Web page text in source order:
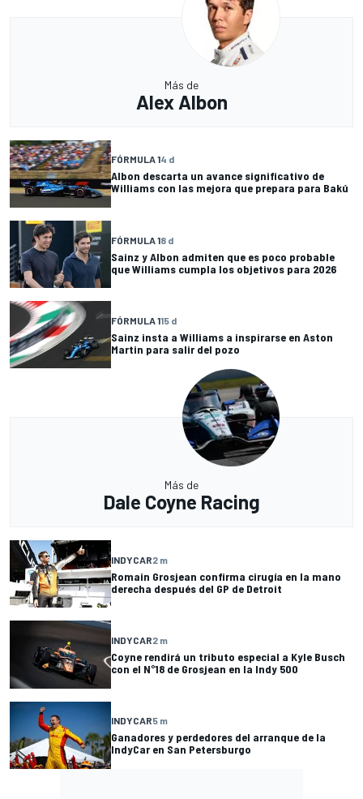
Más de
Alex Albon
FÓRMULA 14 d
Albon descarta un avance significativo de
Williams con las mejora que prepara para Bakú
FÓRMULA 18 d
Sainz y Albon admiten que es poco probable
que Williams cumpla los objetivos para 2026
FÓRMULA 115 d
Sainz insta a Williams a inspirarse en Aston
Martin para salir del pozo
Más de
Dale Coyne Racing
INDYCAR2 m
Romain Grosjean confirma cirugía en la mano
derecha después del GP de Detroit
INDYCAR2 m
Coyne rendirá un tributo especial a Kyle Busch
con el N°18 de Grosjean en la Indy 500
INDYCAR5 m
Ganadores y perdedores del arranque de la
IndyCar en San Petersburgo